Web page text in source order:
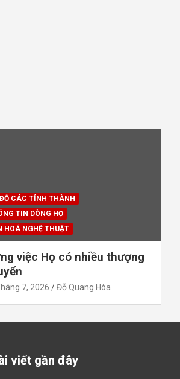
CÁC TỈNH THÀNH
TIN DÒNG HỌ
HOÁ NGHỆ THUẬT
việc Họ có nhiều thượng
7, 2026 Đỗ Quang Hòa
viết gần đây